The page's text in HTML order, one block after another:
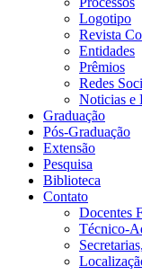
Logotipo
Revista
Entidades
Prêmios
Redes
Noticias e
Graduação
Pós-Graduação
Extensão
Pesquisa
Biblioteca
Contato
Docentes
Técnico-